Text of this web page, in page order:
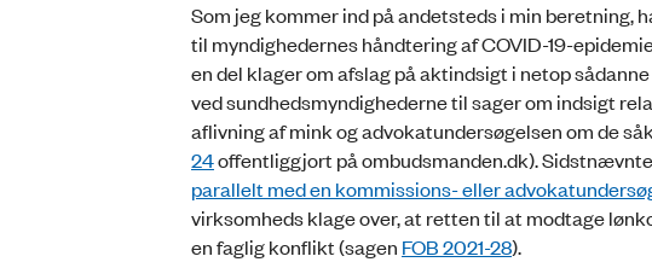
Som jeg kommer ind på andetsteds i min beretning,
til myndighedernes håndtering af COVID-19-
en del klager om afslag på aktindsigt i netop
ved sundhedsmyndighederne til sager om indsigt
aflivning af mink og advokatundersøgelsen om de
24offentliggjort på ombudsmanden.dk).
parallelt med en kommissions- eller
virksomheds klage over, at retten til at modtage
en faglig konflikt (sagen FOB 2021-28).